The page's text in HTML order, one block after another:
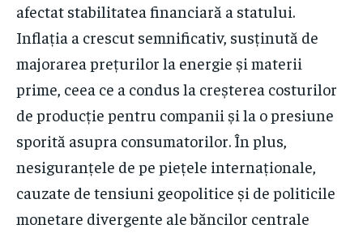
afectat stabilitatea financiară a statului.
Inflația a crescut semnificativ, susținută de
majorarea prețurilor la energie și materii
prime, ceea ce a condus la creșterea costurilor
de producție pentru companii și la o presiune
sporită asupra consumatorilor. În plus,
nesiguranțele de pe piețele internaționale,
cauzate de tensiuni geopolitice și de politicile
monetare divergente ale băncilor centrale